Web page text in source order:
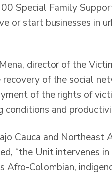
Special Family
or start businesses in
director of the
of the social
of the rights of
and
Cauca and Northeast
“the Unit intervenes
Afro-Colombian,